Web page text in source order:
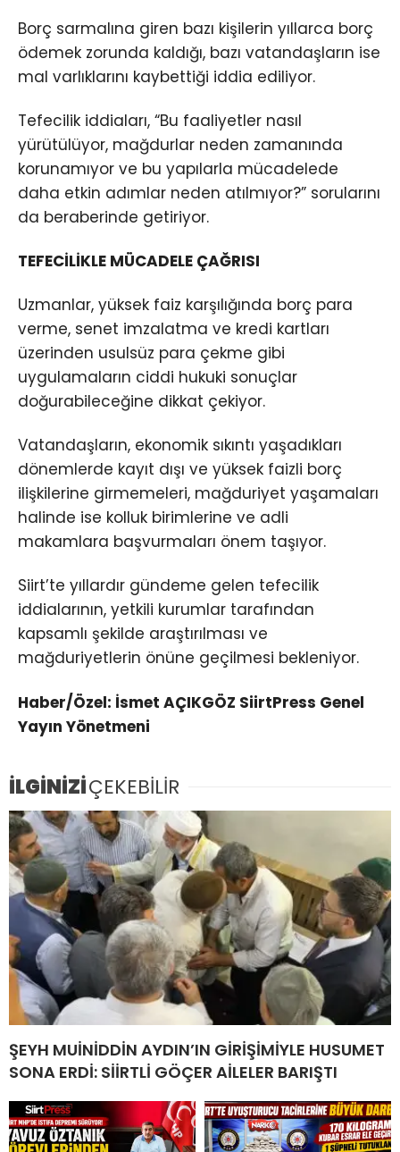
Borç sarmalına giren bazı kişilerin yıllarca borç
ödemek zorunda kaldığı, bazı vatandaşların ise
mal varlıklarını kaybettiği iddia ediliyor.
Tefecilik iddiaları, “Bu faaliyetler nasıl
yürütülüyor, mağdurlar neden zamanında
korunamıyor ve bu yapılarla mücadelede
daha etkin adımlar neden atılmıyor?” sorularını
da beraberinde getiriyor.
TEFECİLİKLE MÜCADELE ÇAĞRISI
Uzmanlar, yüksek faiz karşılığında borç para
verme, senet imzalatma ve kredi kartları
üzerinden usulsüz para çekme gibi
uygulamaların ciddi hukuki sonuçlar
doğurabileceğine dikkat çekiyor.
Vatandaşların, ekonomik sıkıntı yaşadıkları
dönemlerde kayıt dışı ve yüksek faizli borç
ilişkilerine girmemeleri, mağduriyet yaşamaları
halinde ise kolluk birimlerine ve adli
makamlara başvurmaları önem taşıyor.
Siirt’te yıllardır gündeme gelen tefecilik
iddialarının, yetkili kurumlar tarafından
kapsamlı şekilde araştırılması ve
mağduriyetlerin önüne geçilmesi bekleniyor.
Haber/Özel: İsmet AÇIKGÖZ SiirtPress Genel
Yayın Yönetmeni
İLGİNİZİÇEKEBİLİR
ŞEYH MUİNİDDİN AYDIN’IN GİRİŞİMİYLE HUSUMET
SONA ERDİ: SİİRTLİ GÖÇER AİLELER BARIŞTI